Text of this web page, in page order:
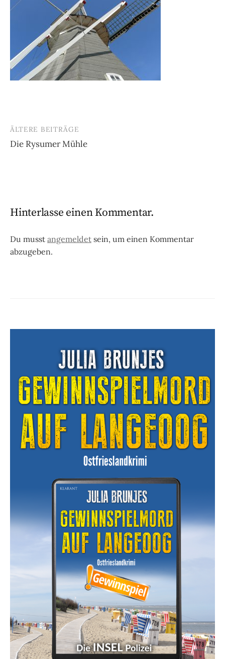
Beitragsnavigation
ÄLTERE BEITRÄGE
Die Rysumer Mühle
Hinterlasse einen Kommentar.
Du musst angemeldet sein, um einen Kommentar
abzugeben.